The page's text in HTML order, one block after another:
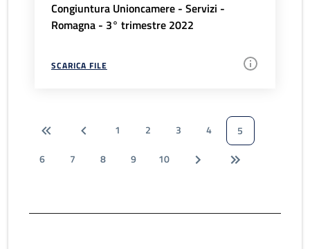
Congiuntura Unioncamere - Servizi -
Romagna - 3° trimestre 2022
SCARICA FILE
1 2 3 4
5
6
7 8 9 10